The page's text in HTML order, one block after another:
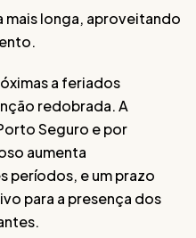
mais longa, aproveitando
a feriados
redobrada. A
Seguro e por
aumenta
períodos, e um prazo
para a presença dos